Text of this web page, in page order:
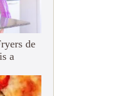
de
a